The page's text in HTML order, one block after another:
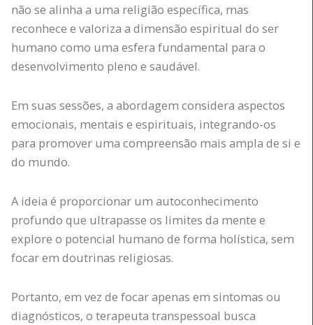
não se alinha a uma religião específica, mas
reconhece e valoriza a dimensão espiritual do ser
humano como uma esfera fundamental para o
desenvolvimento pleno e saudável.
Em suas sessões, a abordagem considera aspectos
emocionais, mentais e espirituais, integrando-os
para promover uma compreensão mais ampla de si e
do mundo.
A ideia é proporcionar um autoconhecimento
profundo que ultrapasse os limites da mente e
explore o potencial humano de forma holística, sem
focar em doutrinas religiosas.
Portanto, em vez de focar apenas em sintomas ou
diagnósticos, o terapeuta transpessoal busca